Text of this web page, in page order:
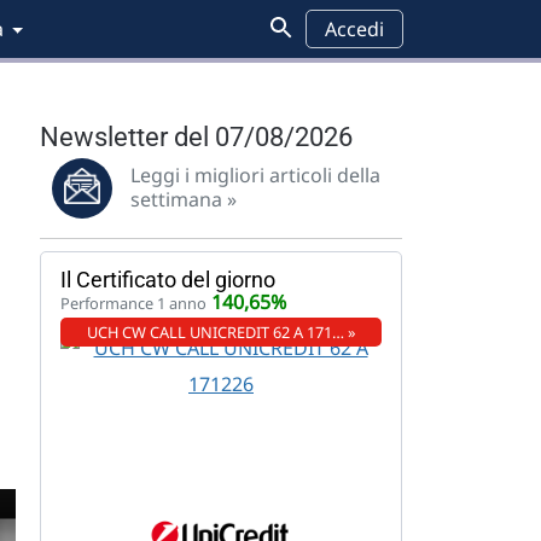
Accedi
Newsletter del 07/08/2026
Leggi i migliori articoli della
settimana »
Il Certificato del giorno
Performance 1 anno 140,65%
UCH CW CALL UNICREDIT 62 A 171… »